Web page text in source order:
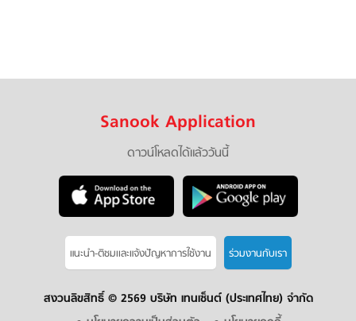
Sanook Application
ดาวน์โหลดได้แล้ววันนี้
แนะนำ-ติชมเเละแจ้งปัญหาการใช้งาน ร่วมงานกับเรา
สงวนลิขสิทธิ์ © 2569 บริษัท เทนเซ็นต์ (ประเทศไทย) จำกัด